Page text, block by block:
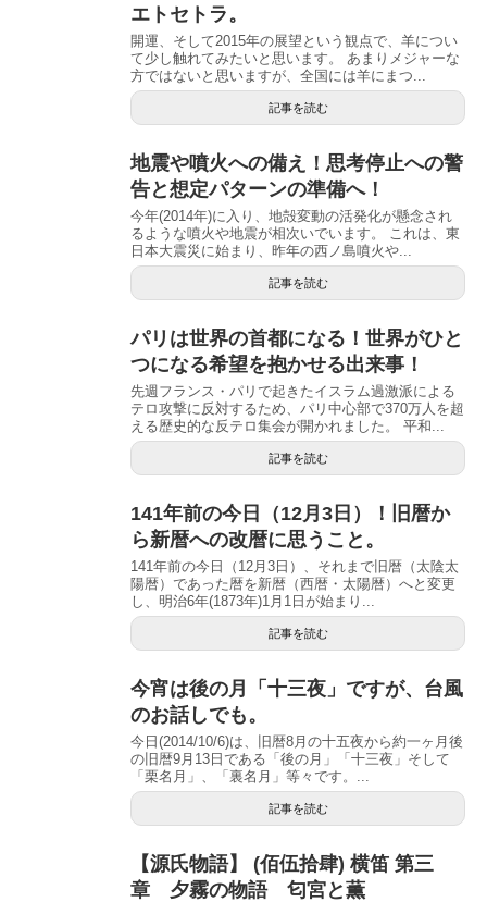
エトセトラ。
開運、そして2015年の展望という観点で、羊につい
て少し触れてみたいと思います。 あまりメジャーな
方ではないと思いますが、全国には羊にまつ...
記事を読む
地震や噴火への備え！思考停止への警
告と想定パターンの準備へ！
今年(2014年)に入り、地殻変動の活発化が懸念され
るような噴火や地震が相次いでいます。 これは、東
日本大震災に始まり、昨年の西ノ島噴火や...
記事を読む
パリは世界の首都になる！世界がひと
つになる希望を抱かせる出来事！
先週フランス・パリで起きたイスラム過激派による
テロ攻撃に反対するため、パリ中心部で370万人を超
える歴史的な反テロ集会が開かれました。 平和...
記事を読む
141年前の今日（12月3日）！旧暦か
ら新暦への改暦に思うこと。
141年前の今日（12月3日）、それまで旧暦（太陰太
陽暦）であった暦を新暦（西暦・太陽暦）へと変更
し、明治6年(1873年)1月1日が始まり...
記事を読む
今宵は後の月「十三夜」ですが、台風
のお話しでも。
今日(2014/10/6)は、旧暦8月の十五夜から約一ヶ月後
の旧暦9月13日である「後の月」「十三夜」そして
「栗名月」、「裏名月」等々です。...
記事を読む
【源氏物語】 (佰伍拾肆) 横笛 第三
章 夕霧の物語 匂宮と薫